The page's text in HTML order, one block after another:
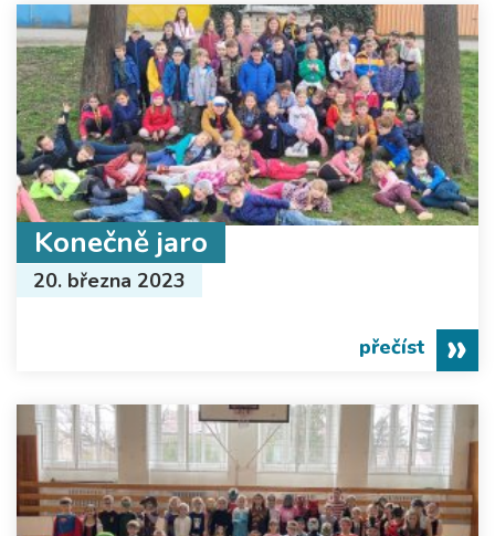
Konečně jaro
20. března 2023
přečíst